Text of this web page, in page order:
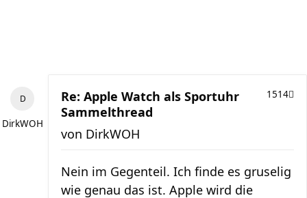
DirkWOH
Re: Apple Watch als Sportuhr
Sammelthread
1514
von DirkWOH
Nein im Gegenteil. Ich finde es gruselig
wie genau das ist. Apple wird die